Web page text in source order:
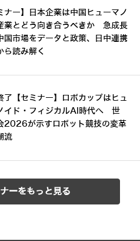
ナー】日本企業は中国ヒューマノ
業とどう向き合うべきか 急成長
国市場をデータと政策、日中連携
ら読み解く
了【セミナー】ロボカップはヒュ
イド・フィジカルAI時代へ 世
2026が示すロボット競技の変革
流
ーをもっと見る